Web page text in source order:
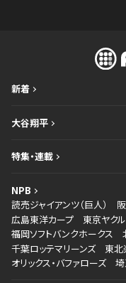
新着
大谷翔平
特集・連載
NPB
読売ジャイアンツ（巨人）
広島東洋カープ
東京ヤク
福岡ソフトバンクホークス
千葉ロッテマリーンズ
東北
オリックス・バファローズ